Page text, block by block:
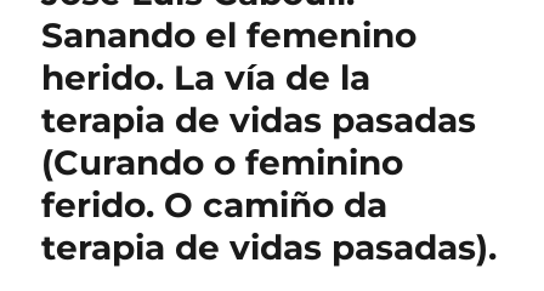
Sanando el femenino
herido. La vía de la
terapia de vidas pasadas
(Curando o feminino
ferido. O camiño da
terapia de vidas pasadas).